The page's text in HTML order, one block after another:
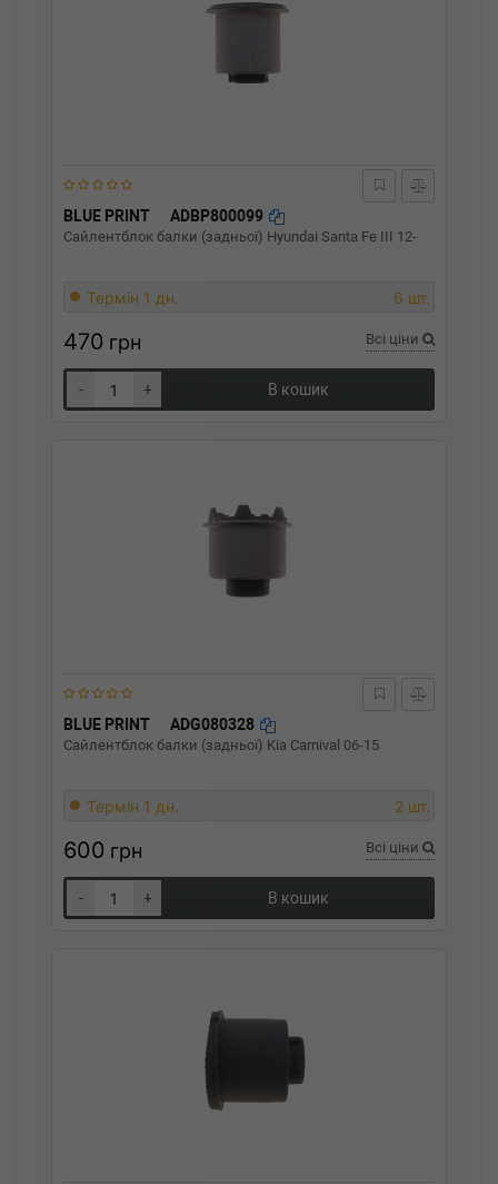
BLUE PRINT ADBP800099
Сайлентблок балки (задньої) Hyundai Santa Fe III 12-
Термін 1 дн. 6 шт.
470 грн Всі ціни
- + В кошик
BLUE PRINT ADG080328
Сайлентблок балки (задньої) Kia Carnival 06-15
Термін 1 дн. 2 шт.
600 грн Всі ціни
- + В кошик